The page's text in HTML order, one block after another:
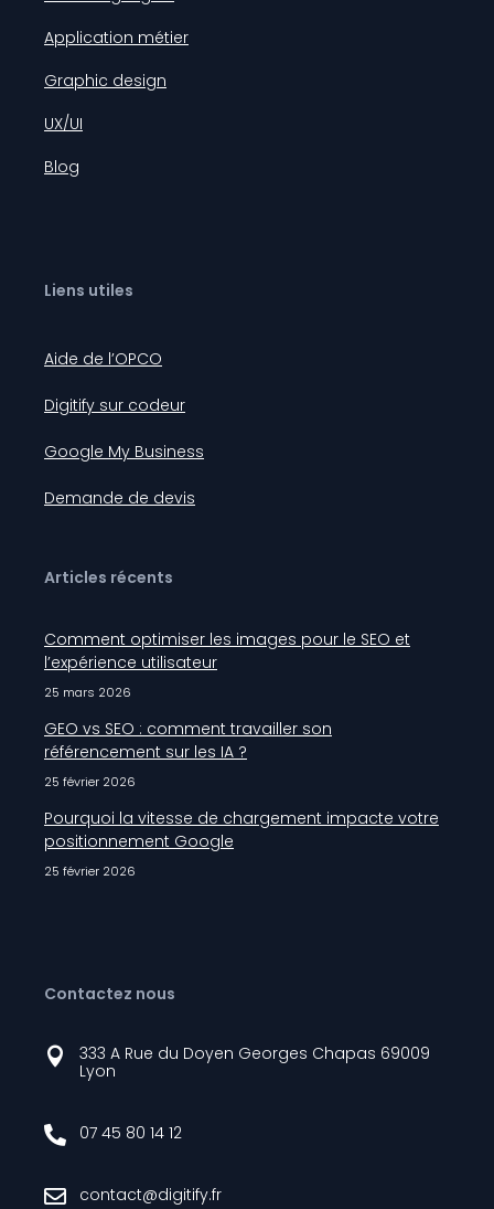
Application métier
Graphic design
UX/UI
Blog
Liens utiles
Aide de l’OPCO
Digitify sur codeur
Google My Business
Demande de devis
Articles récents
Comment optimiser les images pour le SEO et
l’expérience utilisateur
25 mars 2026
GEO vs SEO : comment travailler son
référencement sur les IA ?
25 février 2026
Pourquoi la vitesse de chargement impacte votre
positionnement Google
25 février 2026
Contactez nous

333 A Rue du Doyen Georges Chapas 69009
Lyon
 07 45 80 14 12
 contact@digitify.fr